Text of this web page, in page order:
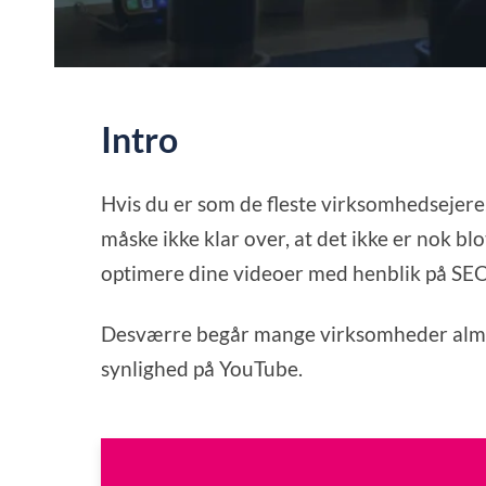
Intro
Hvis du er som de fleste
måske ikke klar over, at det ikke er nok
optimere dine videoer med henblik på
Desværre begår mange virksomheder
synlighed på YouTube.